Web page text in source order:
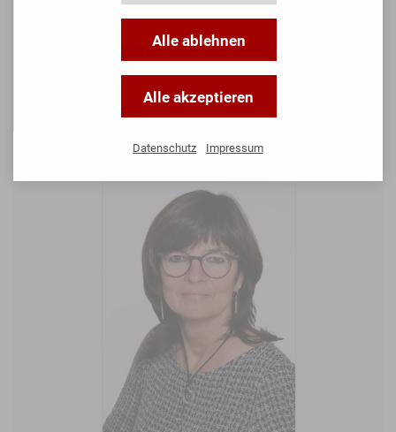
Leitung Fachgruppe Jugendsozialarbeit u.
53879 Euskirchen
Datenschutz Impressum
Alle ablehnen
Alle akzeptieren